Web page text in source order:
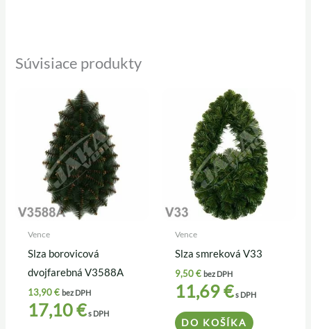
Súvisiace produkty
Vence
Slza borovicová
dvojfarebná V3588A
13,90€ bez DPH
17,10€s DPH
Vence
Slza smreková V33
9,50€ bez DPH
11,69€s DPH
DO KOŠÍKA